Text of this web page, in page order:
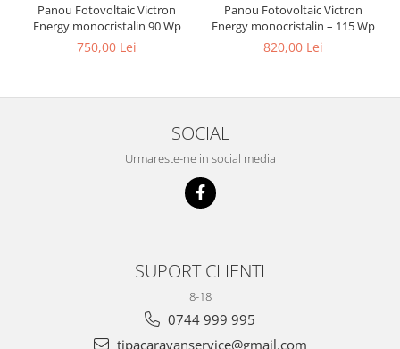
Panou Fotovoltaic Victron
Energy monocristalin 90 Wp
750,00 Lei
Panou Fotovoltaic Victron
Energy monocristalin – 115 Wp
820,00 Lei
SOCIAL
Urmareste-ne in social media
SUPORT CLIENTI
8-18
0744 999 995
tipacaravanservice@gmail.com